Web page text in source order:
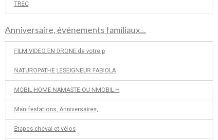
TREC
Anniversaire, événements familiaux...
FILM VIDEO EN DRONE de votre p
NATUROPATHE LESEIGNEUR FABIOLA
MOBIL HOME NAMASTE OU NMOBIL H
Manifestations, Anniversaires,
Etapes cheval et vélos